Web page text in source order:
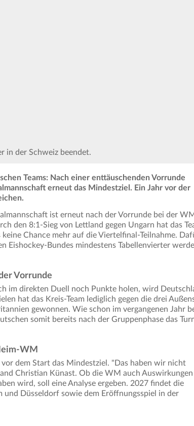
in der Schweiz beendet.
Teams: Nach einer enttäuschenden Vorrunde
erneut das Mindestziel. Ein Jahr vor der
ist erneut nach der Vorrunde bei der
den 8:1-Sieg von Lettland gegen Ungarn hat das
Chance mehr auf die Viertelfinal-Teilnahme.
Eishockey-Bundes mindestens Tabellenvierter
Vorrunde
im direkten Duell noch Punkte holen, wird
hat das Kreis-Team lediglich gegen die drei
gewonnen. Wie schon im vergangenen Jahr
somit bereits nach der Gruppenphase das
WM
dem Start das Mindestziel. "Das haben wir nicht
Christian Künast. Ob die WM auch
wird, soll eine Analyse ergeben. 2027 findet die
Düsseldorf sowie dem Eröffnungsspiel in der